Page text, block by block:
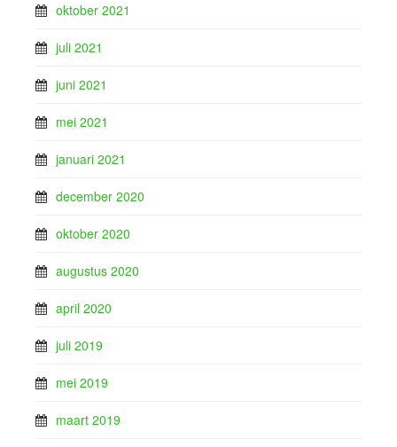
oktober 2021
juli 2021
juni 2021
mei 2021
januari 2021
december 2020
oktober 2020
augustus 2020
april 2020
juli 2019
mei 2019
maart 2019